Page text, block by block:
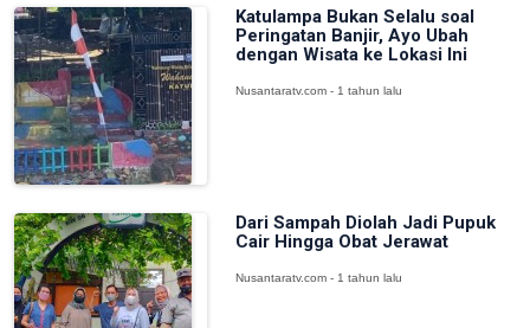
Katulampa Bukan Selalu soal
Peringatan Banjir, Ayo Ubah
dengan Wisata ke Lokasi Ini
Nusantaratv.com - 1 tahun lalu
Dari Sampah Diolah Jadi Pupuk
Cair Hingga Obat Jerawat
Nusantaratv.com - 1 tahun lalu